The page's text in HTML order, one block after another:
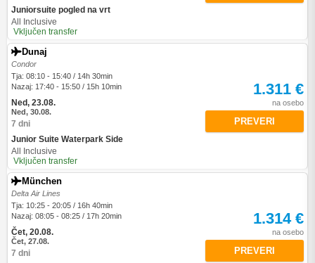
Juniorsuite pogled na vrt
All Inclusive
Vključen transfer
Dunaj
Condor
Tja: 08:10 - 15:40 / 14h 30min
Nazaj: 17:40 - 15:50 / 15h 10min
Ned, 23.08.
Ned, 30.08.
7 dni
Junior Suite Waterpark Side
All Inclusive
Vključen transfer
1.311 €
na osebo
PREVERI
München
Delta Air Lines
Tja: 10:25 - 20:05 / 16h 40min
Nazaj: 08:05 - 08:25 / 17h 20min
Čet, 20.08.
Čet, 27.08.
7 dni
1.314 €
na osebo
PREVERI